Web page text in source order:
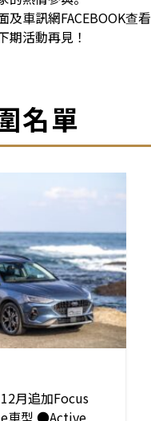
及車訊網FACEBOOK查看
期活動再見！
名單
月追加Focus
車型 ●Active